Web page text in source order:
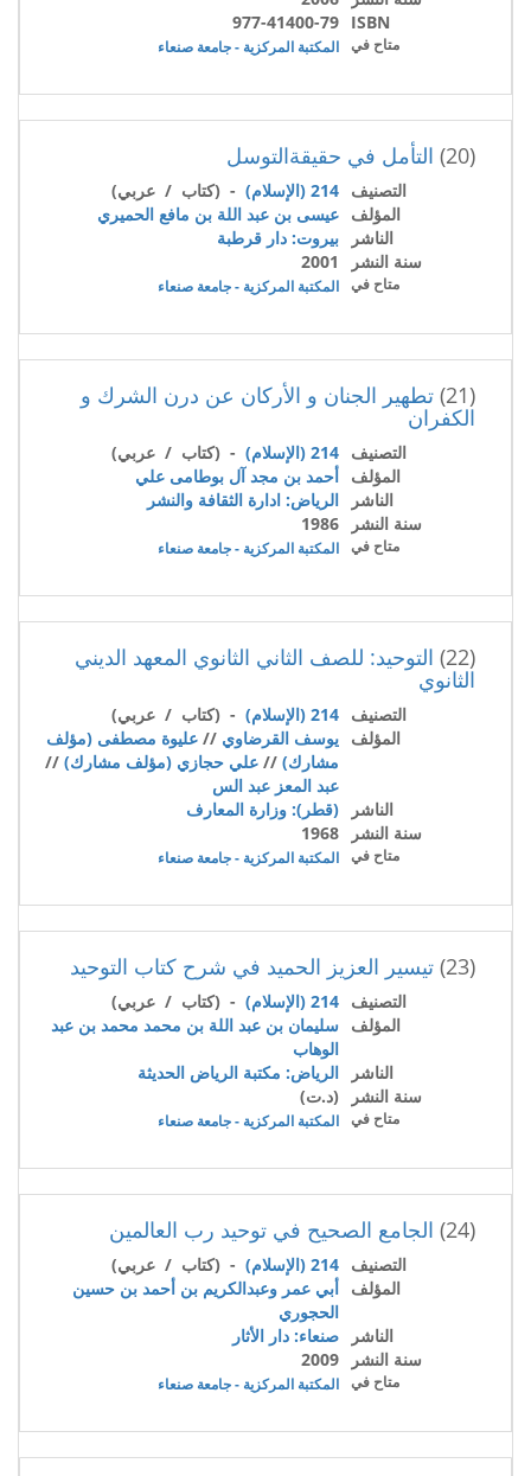
ISBN
977-41400-79
متاح في المكتبة المركزية - جامعة صنعاء
(20) التأمل في حقيقةالتوسل
التصنيف 214 (الإسلام)
- (كتاب / عربي)
المؤلف عيسى بن عبد اللة بن مافع الحميري
الناشر
بيروت: دار قرطبة
سنة النشر
2001
متاح في المكتبة المركزية - جامعة صنعاء
(21) تطهير الجنان و الأركان عن درن الشرك و
الكفران
التصنيف 214 (الإسلام)
- (كتاب / عربي)
المؤلف أحمد بن مجد آل بوطامى علي
الناشر
الرياض: ادارة الثقافة والنشر
سنة النشر
1986
متاح في المكتبة المركزية - جامعة صنعاء
(22) التوحيد: للصف الثاني الثانوي المعهد الديني
الثانوي
التصنيف 214 (الإسلام)
- (كتاب / عربي)
المؤلف يوسف القرضاوي // عليوة مصطفى (مؤلف
مشارك) // علي حجازي (مؤلف مشارك) //
عبد المعز عبد الس
الناشر
(قطر): وزارة المعارف
سنة النشر
1968
متاح في المكتبة المركزية - جامعة صنعاء
(23) تيسير العزيز الحميد في شرح كتاب التوحيد
التصنيف 214 (الإسلام)
- (كتاب / عربي)
المؤلف سليمان بن عبد اللة بن محمد محمد بن عبد
الوهاب
الناشر
الرياض: مكتبة الرياض الحديثة
سنة النشر
(د.ت)
متاح في المكتبة المركزية - جامعة صنعاء
(24) الجامع الصحيح في توحيد رب العالمين
التصنيف 214 (الإسلام)
- (كتاب / عربي)
المؤلف أبي عمر وعبدالكريم بن أحمد بن حسين
الحجوري
الناشر
صنعاء: دار الأثار
سنة النشر
2009
متاح في المكتبة المركزية - جامعة صنعاء